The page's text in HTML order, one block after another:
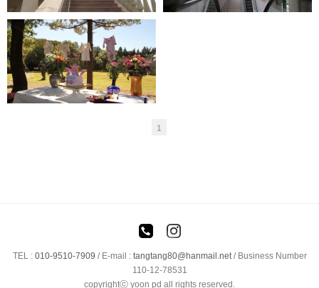
준비영상
1
TEL : 010-9510-7909 / E-mail : tangtang80@hanmail.net/ Business Number
110-12-78531
copyrightⓒ yoon pd all rights reserved.